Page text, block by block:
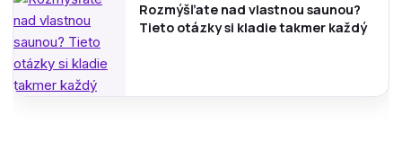
Rozmýšľate nad vlastnou saunou?
Tieto otázky si kladie takmer každý